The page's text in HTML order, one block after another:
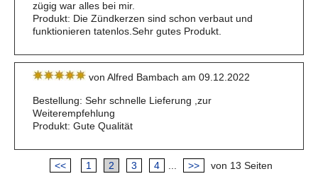
zügig war alles bei mir.
Produkt: Die Zündkerzen sind schon verbaut und
funktionieren tatenlos.Sehr gutes Produkt.
von Alfred Bambach am 09.12.2022
Bestellung: Sehr schnelle Lieferung ,zur
Weiterempfehlung
Produkt: Gute Qualität
<< 1 2 3 4 ... >> von 13 Seiten